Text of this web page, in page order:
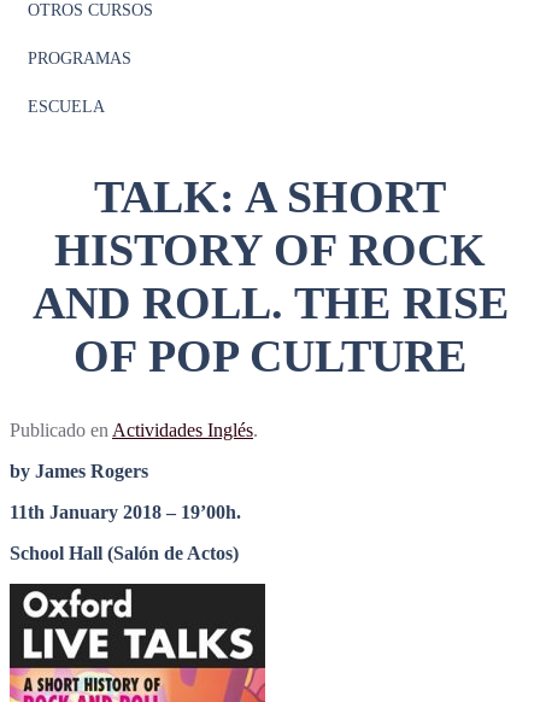
OTROS CURSOS
PROGRAMAS
ESCUELA
TALK: A SHORT
HISTORY OF ROCK
AND ROLL. THE RISE
OF POP CULTURE
Publicado en Actividades Inglés.
by James Rogers
11th January 2018 – 19’00h.
School Hall (Salón de Actos)